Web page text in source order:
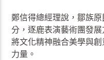
鄭信得總經理說，鄒族
分，逐鹿表演藝術團發
將文化精神融合美學與
力量。